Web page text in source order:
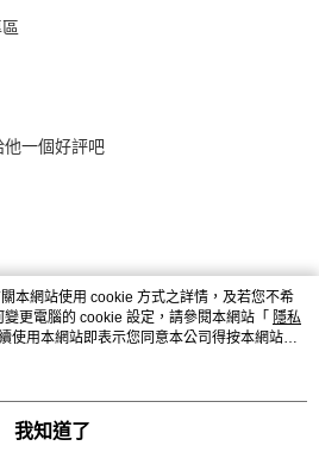
一個好評吧
本網站使用 cookie 方式之詳情，及若您不希
更電腦的 cookie 設定，請參閱本網站「 隱私
使用本網站即表示您同意本公司得按本網站使
。
我知道了